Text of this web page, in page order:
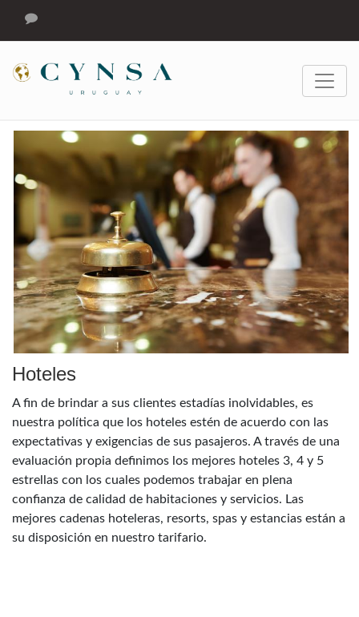
Hoteles
A fin de brindar a sus clientes estadías inolvidables, es
nuestra política que los hoteles estén de acuerdo con las
expectativas y exigencias de sus pasajeros. A través de una
evaluación propia definimos los mejores hoteles 3, 4 y 5
estrellas con los cuales podemos trabajar en plena
confianza de calidad de habitaciones y servicios. Las
mejores cadenas hoteleras, resorts, spas y estancias están a
su disposición en nuestro tarifario.